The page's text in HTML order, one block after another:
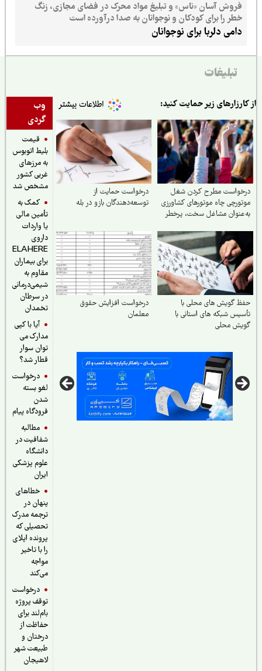
فروش آسان «ناس» و تبلیغ مواد محرک در فضای مجازی، زنگ
خطر را برای کودکان و نوجوانان به صدا درآورده است
دامی دلربا برای نوجوانان
تبلیغات
وب
گردی
قیمت
بلیط اتوبوس
به مرزهای
غربی کشور
مشخص شد
کمک به
تأمین مالی
یا واردات
داروی
ELAHERE
برای بیماران
مقاوم به
شیمی‌درمانی
در سرطان
تخمدان
آیا با کپی
مدارک می
توان سوار
قطار شد؟
درخواست
لغو بسته
فرودگاه پیام
مطالبه
شفافیت در
دانشگاه
علوم پزشکی
خطاهای
پنهان در
ترجمه مدرک
تحصیلی که
پرونده اپلای
را با تاخیر
درخواست
توقف پروژه
بام‌لند برای
حفاظت از
درختان و
طبیعت شهر
لاهیجان
زیر حمایت کنید:
مطرح کردن شغل
چاه موتورهای کشاورزی
مشاغل سخت، پرخطر
درخواست حمایت از
توسعه‌دهندگان بازو در بله
گویش های محلی با
شبکه های استانی با
محلی
درخواست افزایش حقوق
معلمان